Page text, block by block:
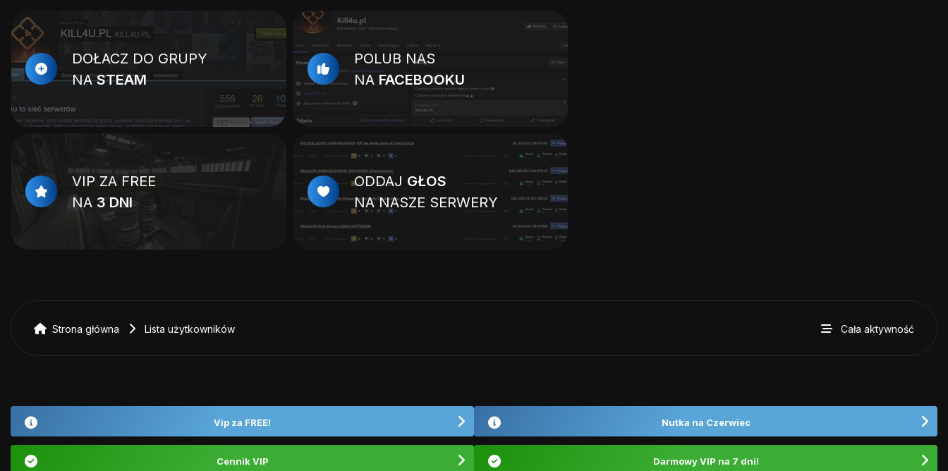
DOŁACZ DO GRUPY
NASTEAM
POLUB NAS
NA FACEBOOKU
VIP ZA FREE
NA 3 DNI
ODDAJ GŁOS
NA NASZE SERWERY
Cała aktywność
Strona główna Lista użytkowników
Vip za FREE! Nutka na Czerwiec
Cennik VIP Darmowy VIP na 7 dni!